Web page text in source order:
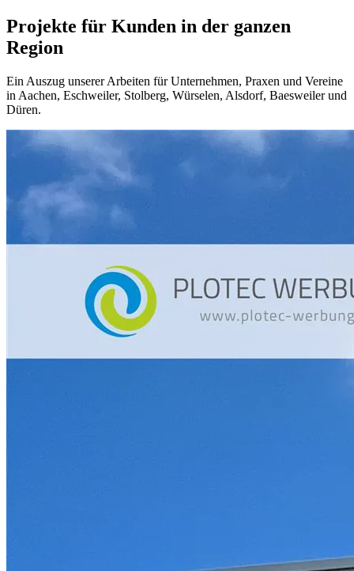
Projekte für Kunden in der ganzen
Region
Ein Auszug unserer Arbeiten für Unternehmen, Praxen und Vereine
in Aachen, Eschweiler, Stolberg, Würselen, Alsdorf, Baesweiler und
Düren.